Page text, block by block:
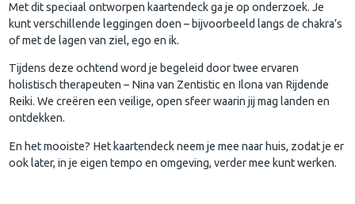
Met dit speciaal ontworpen kaartendeck ga je op onderzoek. Je
kunt verschillende leggingen doen – bijvoorbeeld langs de chakra’s
of met de lagen van ziel, ego en ik.
Tijdens deze ochtend word je begeleid door twee ervaren
holistisch therapeuten – Nina van Zentistic en Ilona van Rijdende
Reiki. We creëren een veilige, open sfeer waarin jij mag landen en
ontdekken.
En het mooiste? Het kaartendeck neem je mee naar huis, zodat je er
ook later, in je eigen tempo en omgeving, verder mee kunt werken.